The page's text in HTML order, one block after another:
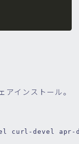
アインストール。